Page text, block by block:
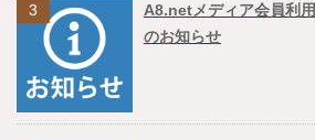
3
A8.netメディア会員利
のお知らせ